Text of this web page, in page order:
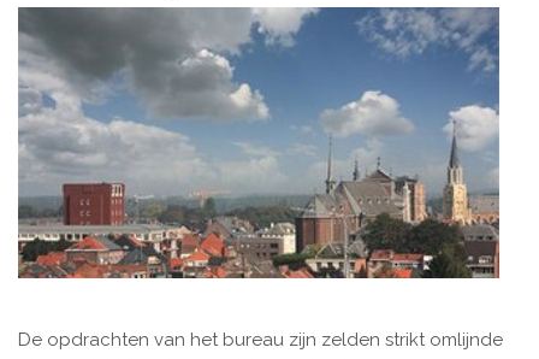
De opdrachten van het bureau zijn zelden strikt omlijnde